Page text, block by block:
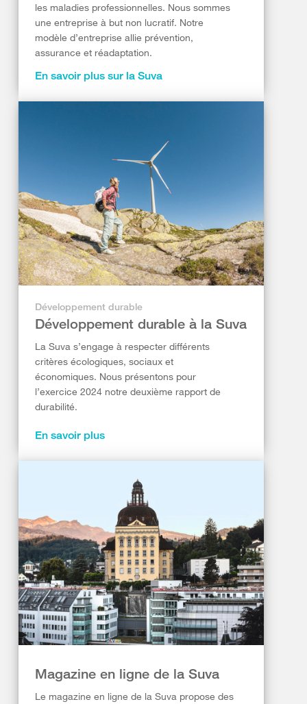
les maladies professionnelles. Nous sommes
une entreprise à but non lucratif. Notre
modèle d’entreprise allie prévention,
assurance et réadaptation.
En savoir plus sur la Suva
Développement durable
Développement durable à la Suva
La Suva s’engage à respecter différents
critères écologiques, sociaux et
économiques. Nous présentons pour
l’exercice 2024 notre deuxième rapport de
durabilité.
En savoir plus
Magazine en ligne de la Suva
Le magazine en ligne de la Suva propose des